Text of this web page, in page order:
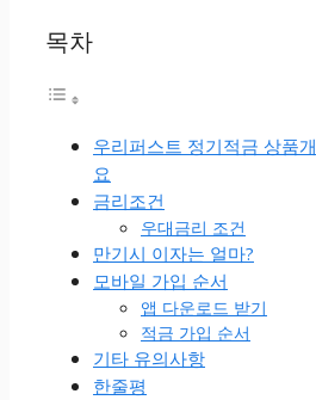
목차
우리퍼스트 정기적금 상품개
요
금리조건
우대금리 조건
만기시 이자는 얼마?
모바일 가입 순서
앱 다운로드 받기
적금 가입 순서
기타 유의사항
한줄평